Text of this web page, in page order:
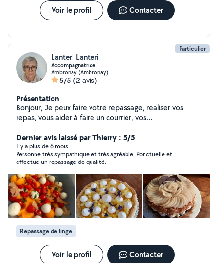
Voir le profil Contacter
Particulier
Lanteri Lanteri
Accompagnatrice
Ambronay (Ambronay)
5/5 (2 avis)
Présentation
Bonjour, Je peux faire votre repassage, realiser vos
repas, vous aider à faire un courrier, vos
pour débutants
Dernier avis laissé par Thierry : 5/5
Il y a plus de 6 mois
Personne très sympathique et très agréable. Ponctuelle et
effectue un repassage de qualité.
Repassage de linge
Voir le profil Contacter